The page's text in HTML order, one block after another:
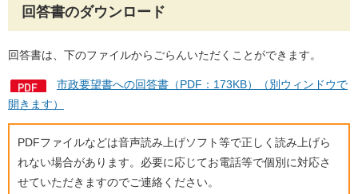
回答書のダウンロード
回答書は、下のファイルからごらんいただくことができます。
市政要望書への回答書（PDF：173KB）（別ウィンドウで
開きます）
PDFファイルなどは音声読み上げソフト等で正しく読み上げら
れない場合があります。必要に応じてお電話等で個別に対応さ
せていただきますのでご連絡ください。